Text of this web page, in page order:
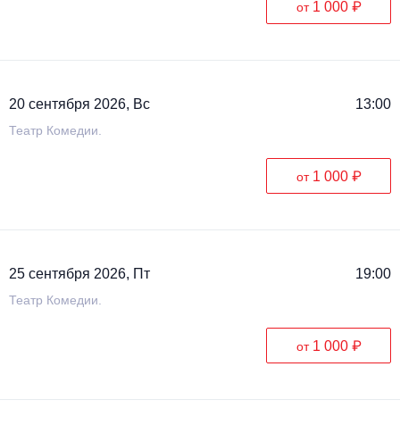
от 1 000 ₽
20 сентября 2026, Вс 13:00
Театр Комедии.
от 1 000 ₽
25 сентября 2026, Пт 19:00
Театр Комедии.
от 1 000 ₽